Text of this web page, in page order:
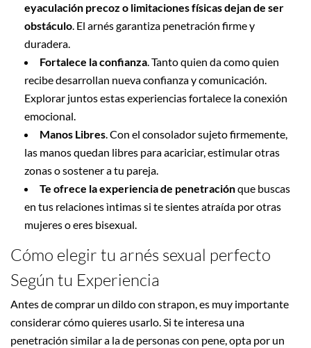
eyaculación precoz o limitaciones físicas dejan de ser
obstáculo. El arnés garantiza penetración firme y
duradera.
Fortalece la confianza. Tanto quien da como quien
recibe desarrollan nueva confianza y comunicación.
Explorar juntos estas experiencias fortalece la conexión
emocional.
Manos Libres. Con el consolador sujeto firmemente,
las manos quedan libres para acariciar, estimular otras
zonas o sostener a tu pareja.
Te ofrece la experiencia de penetraciónque buscas
en tus relaciones ìntimas si te sientes atraída por otras
mujeres o eres bisexual.
Cómo elegir tu arnés sexual perfecto
Según tu Experiencia
Antes de comprar un dildo con strapon, es muy importante
considerar cómo quieres usarlo. Si te interesa una
penetración similar a la de personas con pene, opta por un